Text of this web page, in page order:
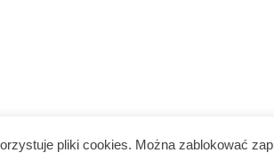
pliki cookies. Można zablokować